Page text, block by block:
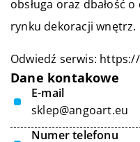
obsługa oraz dbałość
rynku dekoracji wnętrz.
Odwiedź serwis:
Dane kontakowe
E-mail
sklep@angoart.eu
Numer telefonu